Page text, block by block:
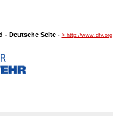
- Deutsche Seite - > http://www.dfv.org